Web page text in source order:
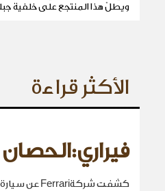
ويطلّ هذا المنتجع على خلفية
الأكثر قراءة
كشفت شركةFerrari عن سيارة“Luce”، أول سيارة كهربائية بالكامل في تاريخها.